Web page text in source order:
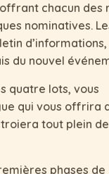
chacun des
nominatives.
du nouvel
quatre lots, vous
qui vous offrira
tout plein
phases de